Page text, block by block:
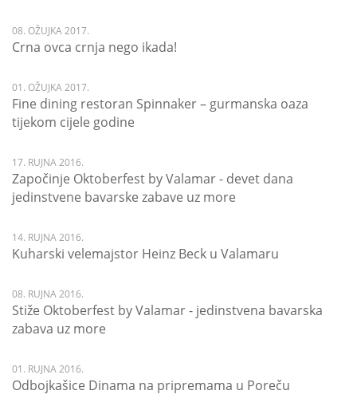
08. OŽUJKA 2017.
Crna ovca crnja nego ikada!
01. OŽUJKA 2017.
Fine dining restoran Spinnaker – gurmanska oaza
tijekom cijele godine
17. RUJNA 2016.
Započinje Oktoberfest by Valamar - devet dana
jedinstvene bavarske zabave uz more
14. RUJNA 2016.
Kuharski velemajstor Heinz Beck u Valamaru
08. RUJNA 2016.
Stiže Oktoberfest by Valamar - jedinstvena bavarska
zabava uz more
01. RUJNA 2016.
Odbojkašice Dinama na pripremama u Poreču